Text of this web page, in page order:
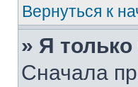
Вернуться к
» Я
Сначала